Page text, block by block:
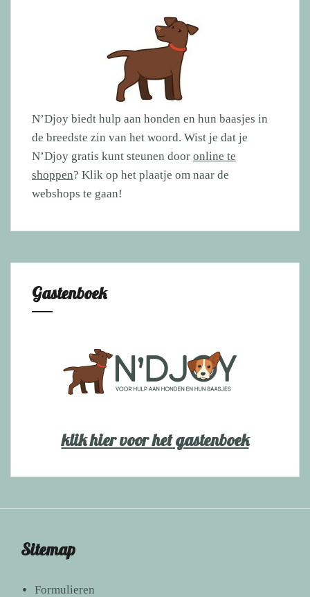
N’Djoy biedt hulp aan honden en hun baasjes in
de breedste zin van het woord. Wist je dat je
N’Djoy gratis kunt steunen door online te
shoppen? Klik op het plaatje om naar de
webshops te gaan!
Gastenboek
klik hier voor het gastenboek
Sitemap
Formulieren